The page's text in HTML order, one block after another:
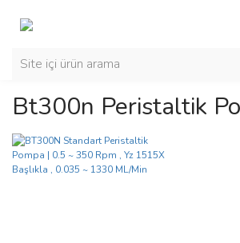
Bt300n Peristaltik